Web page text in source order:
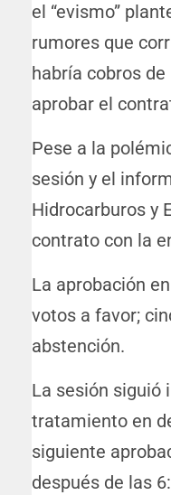
el “evismo”
rumores que
habría cobros
aprobar el
Pese a la
sesión y el
Hidrocarburos y
contrato con la
La aprobación
votos a favor;
abstención.
La sesión siguió
tratamiento en
siguiente
después de las